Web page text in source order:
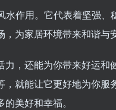
作用。它代表着坚强、
为家居环境带来和谐与安
，还能为你带来好运和
就能让它更好地为你服
美好和幸福。